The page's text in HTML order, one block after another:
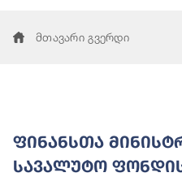
მთავარი გვერდი
ფინანსთა
სავალუტო